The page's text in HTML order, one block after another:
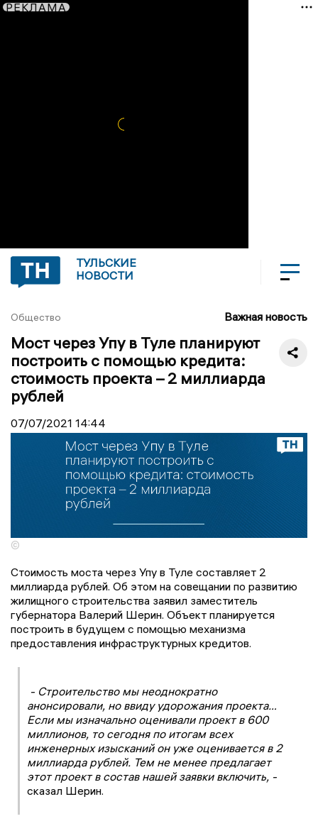
РЕКЛАМА
ТУЛЬСКИЕ
НОВОСТИ
Общество Важная новость
Мост через Упу в Туле планируют
построить с помощью кредита:
стоимость проекта – 2 миллиарда
рублей
07/07/2021 14:44
©
Стоимость моста через Упу в Туле составляет 2
миллиарда рублей. Об этом на совещании по развитию
жилищного строительства заявил заместитель
губернатора Валерий Шерин. Объект планируется
построить в будущем с помощью механизма
предоставления инфраструктурных кредитов.
- Строительство мы неоднократно
анонсировали, но ввиду удорожания проекта…
Если мы изначально оценивали проект в 600
миллионов, то сегодня по итогам всех
инженерных изысканий он уже оценивается в 2
миллиарда рублей. Тем не менее предлагает
этот проект в состав нашей заявки включить, -
сказал Шерин.